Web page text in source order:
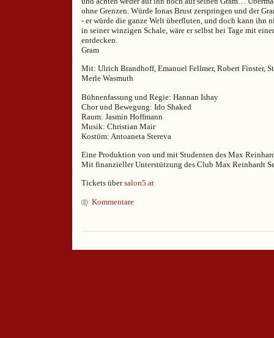
ohne Grenzen. Würde Ionas Brust zerspringen und der
- er würde die ganze Welt überfluten, und doch kann ihn
in seiner winzigen Schale, wäre er selbst bei Tage mit
entdecken.
Gram
Mit: Ulrich Brandhoff, Emanuel Fellmer, Robert Finster,
Merle Wasmuth
Bühnenfassung und Regie: Hannan Ishay
Chor und Bewegung: Ido Shaked
Raum: Jasmin Hoffmann
Musik: Christian Mair
Kostüm: Antoaneta Stereva
Eine Produktion von und mit Studenten des Max
Mit finanzieller Unterstützung des Club Max Reinhardt
Tickets übersalon5.at
Kommentare